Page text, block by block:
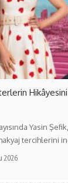
Yasin
tercihlerini
2026